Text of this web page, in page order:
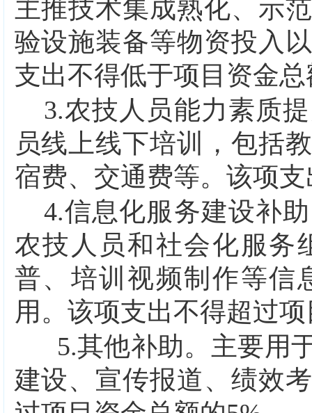
主推技术集成熟化、示
验设施装备等物资投入
支出不得低于项目资金
3.农技人员能力素质
员线上线下培训，包括
宿费、交通费等。该项
4.信息化服务建设补
农技人员和社会化服务
普、培训视频制作等信
用。该项支出不得超过
5.其他补助。 主要用
建设、宣传报道、绩效